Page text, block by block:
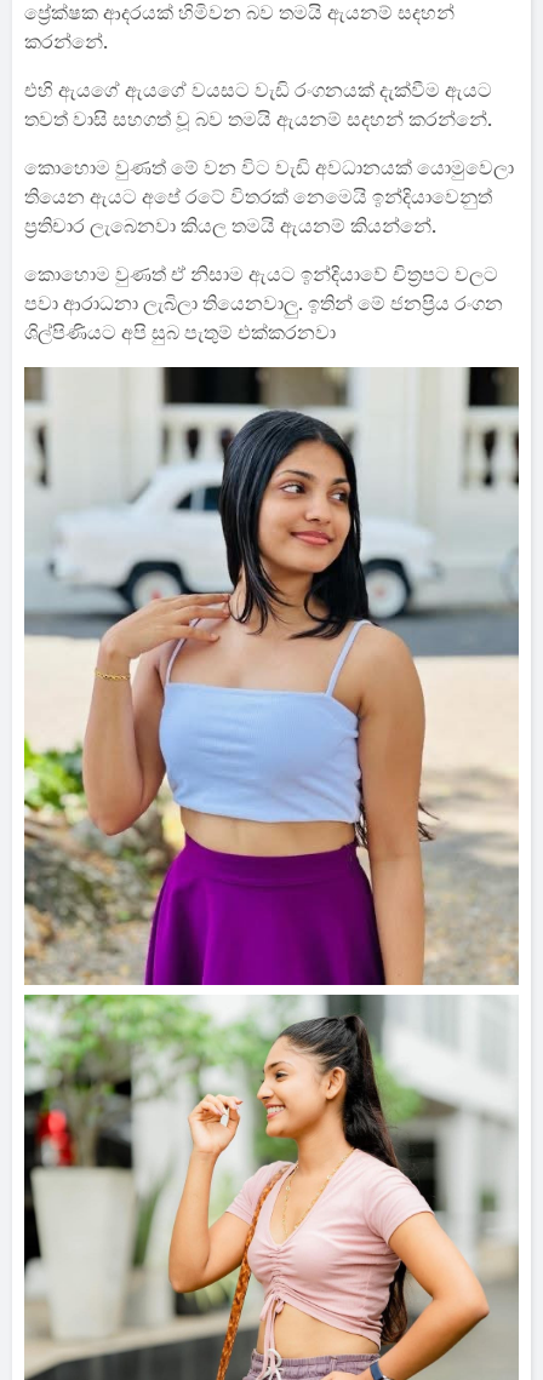
ප්‍රේක්ෂක ආදරයක් හිමිවන බව තමයි ඇයනම් සදහන්
කරන්නේ.
එහි ඇයගේ ඇයගේ වයසට වැඩි රංගනයක් දැක්වීම ඇයට
තවත් වාසි සහගත් වූ බව තමයි ඇයනම් සදහන් කරන්නේ.
කොහොම වුණත් මේ වන විට වැඩි අවධානයක් යොමුවෙලා
තියෙන ඇයට අපේ රටේ විතරක් නෙමෙයි ඉන්දියාවෙනුත්
ප්‍රතිචාර ලැබෙනවා කියල තමයි ඇයනම් කියන්නේ.
කොහොම වුණත් ඒ නිසාම ඇයට ඉන්දියාවේ චිත්‍රපට වලට
පවා ආරාධනා ලැබිලා තියෙනවාලු. ඉතින් මේ ජනප්‍රිය රංගන
ශිල්පිණියට අපි සුබ පැතුම් එක්කරනවා